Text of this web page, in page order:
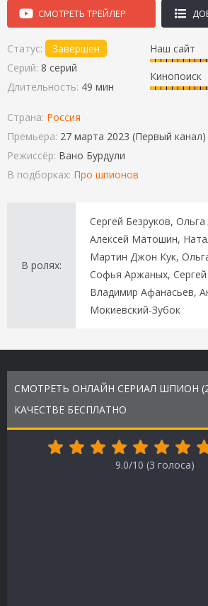
СМОТРЕТЬ ТРЕЙЛЕР
Наш сайт
Кинопоиск
Статус:
Завершен
Серий: 8 серий
Длительность: 49 мин
Страна: Россия
Премьера: 27 марта 2023 (Первый канал)
Режиссёр: Вано Бурдули
В подборках: Про шпионов
В ролях:
Сергей Безруков,
Алексей Матошин,
Мартин Джон Кук,
Софья Аржаных,
Владимир Афанасьев,
Мокиевский-Зубок
СМОТРЕТЬ ОНЛАЙН СЕРИАЛ ШПИОН
КАЧЕСТВЕ БЕСПЛАТНО
9.0/10 (3 голоса)